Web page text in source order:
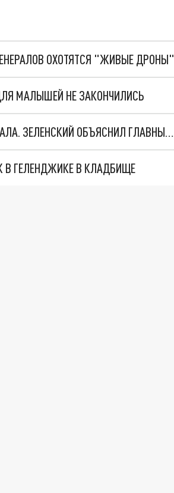
ОХОТЯТСЯ "ЖИВЫЕ ДРОНЫ"
МАЛЫШЕЙ НЕ ЗАКОНЧИЛИСЬ
"МЫ ВАС ЗАСТАВИМ": ЖУТКИЕ ДЕТАЛИ ОХОТЫ НА ГЕНЕРАЛА. ЗЕЛЕНСКИЙ ОБЪЯСНИЛ ГЛАВНЫЙ СМЫСЛ ТЕРАКТА В ЦЕНТРЕ МОСКВЫ
В ГЕЛЕНДЖИКЕ В КЛАДБИЩЕ